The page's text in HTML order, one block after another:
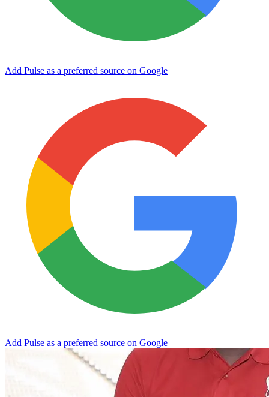
Add Pulse as a preferred source on Google
Add Pulse as a preferred source on Google